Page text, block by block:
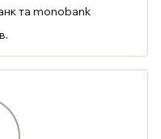
та monobank